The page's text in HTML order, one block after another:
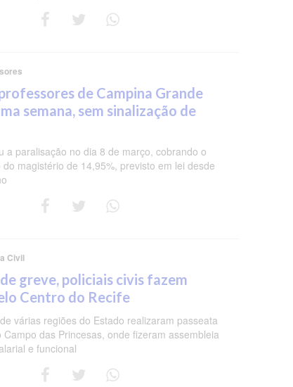
de Campina Grande
semana, sem sinalização de
a paralisação no dia 8 de março, cobrando o
magistério de 14,95%, previsto em lei desde
Civil
greve, policiais civis fazem
Centro do Recife
várias regiões do Estado realizaram passeata
Campo das Princesas, onde fizeram assembleia
e funcional